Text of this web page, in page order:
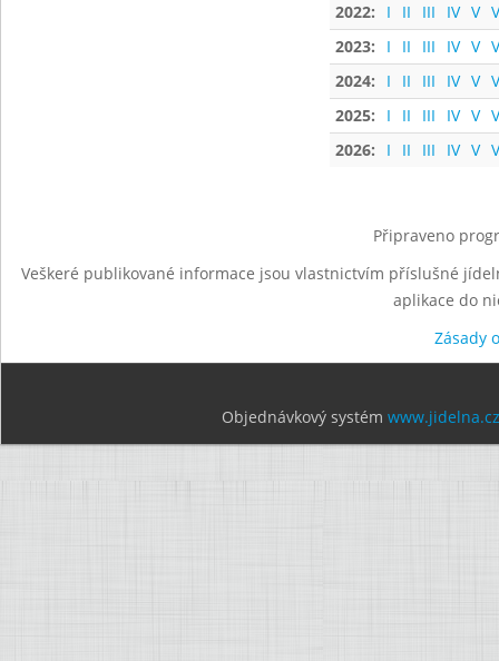
2022:
I II III IV V
2023:
I II III IV V
2024:
I II III IV V
2025:
I II III IV V
2026:
I II III IV V
Připraveno
Veškeré publikované informace jsou vlastnictvím příslušné
aplikace do
Zásady
Objednávkový systém www.jidelna.cz